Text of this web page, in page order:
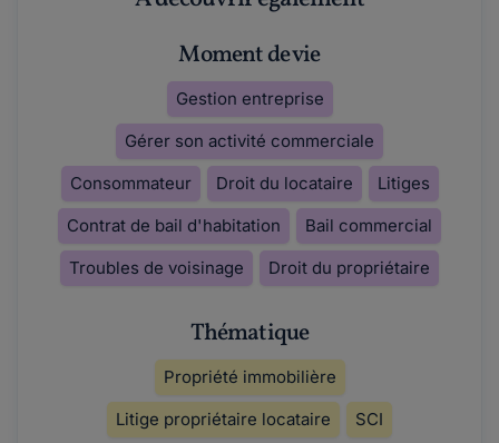
Moment de vie
Gestion entreprise
Gérer son activité commerciale
Consommateur
Droit du locataire
Litiges
Contrat de bail d'habitation
Bail commercial
Troubles de voisinage
Droit du propriétaire
Thématique
Propriété immobilière
Litige propriétaire locataire
SCI